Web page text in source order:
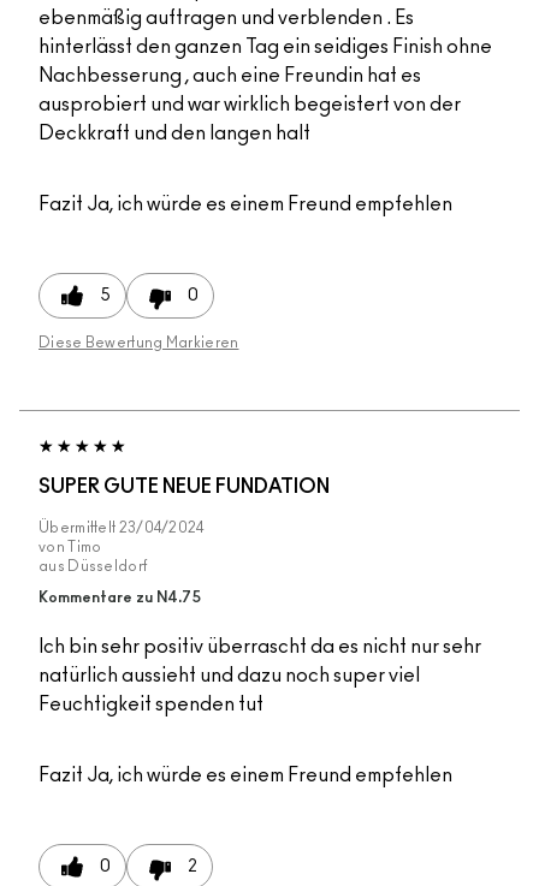
ebenmäßig auftragen und verblenden . Es
hinterlässt den ganzen Tag ein seidiges Finish ohne
Nachbesserung , auch eine Freundin hat es
ausprobiert und war wirklich begeistert von der
Deckkraft und den langen halt
Fazit Ja, ich würde es einem Freund empfehlen
5 0
Diese Bewertung Markieren
SUPER GUTE NEUE FUNDATION
Übermittelt 23/04/2024
von
Timo
aus
Düsseldorf
Kommentare zu N4.75
Ich bin sehr positiv überrascht da es nicht nur sehr
natürlich aussieht und dazu noch super viel
Feuchtigkeit spenden tut
Fazit Ja, ich würde es einem Freund empfehlen
0 2